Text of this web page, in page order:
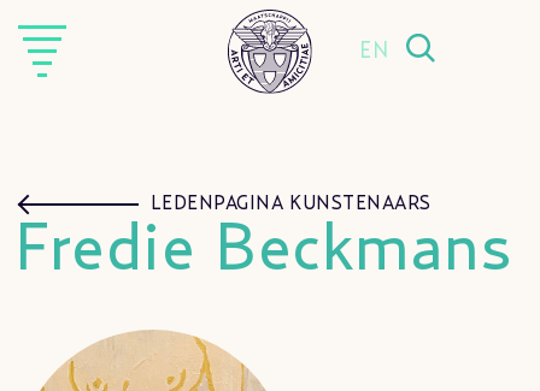
EN
LEDENPAGINA KUNSTENAARS
Fredie Beckmans